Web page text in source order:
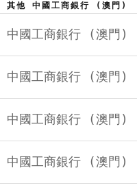
其他 中國工商銀行 (澳門)
中國工商銀行 (澳門)
中國工商銀行 (澳門)
中國工商銀行 (澳門)
中國工商銀行 (澳門)